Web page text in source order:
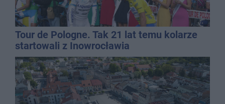
Tour de Pologne. Tak 21 lat temu kolarze
startowali z Inowrocławia